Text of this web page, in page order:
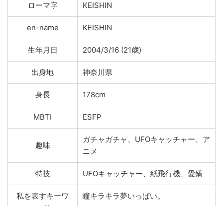
ローマ字 KEISHIN
en-name KEISHIN
生年月日 2004/3/16 (21歳)
出身地 神奈川県
身長 178cm
MBTI ESFP
趣味
ガチャガチャ、UFOキャッチャー、ア
ニメ
特技 UFOキャッチャー、紙飛行機、愛嬌
私を表すキーワ
瞳キラキラ夢いっぱい。